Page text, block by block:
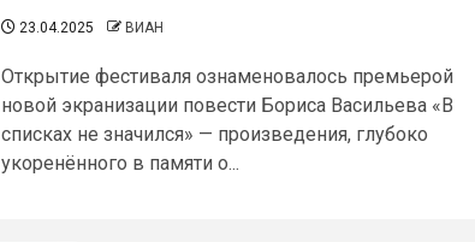
23.04.2025 ВИАН
Открытие фестиваля ознаменовалось премьерой
новой экранизации повести Бориса Васильева «В
списках не значился» — произведения, глубоко
укоренённого в памяти о...